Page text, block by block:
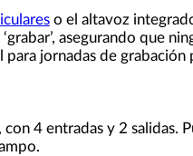
o el altavoz
asegurando que
jornadas de grabación
con 4 entradas y 2 salidas.